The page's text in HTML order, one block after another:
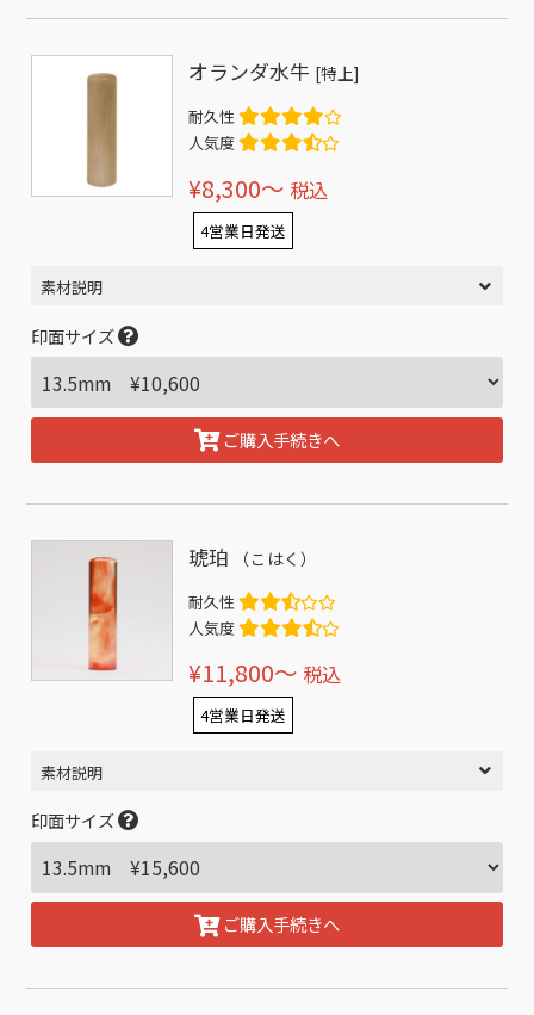
オランダ水牛 [特上]
耐久性
人気度
¥8,300〜 税込
4営業日発送
素材説明
印面サイズ
ご購入手続きへ
琥珀 （こはく）
耐久性
人気度
¥11,800〜 税込
4営業日発送
素材説明
印面サイズ
ご購入手続きへ